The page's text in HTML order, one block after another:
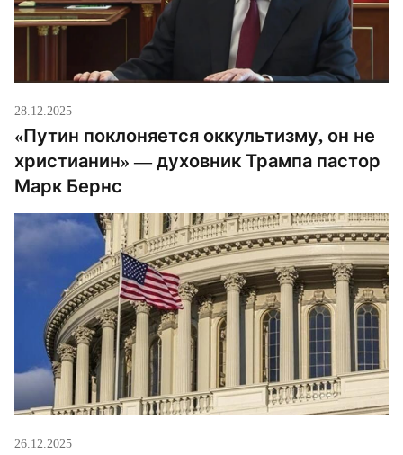
28.12.2025
«Путин поклоняется оккультизму, он не
христианин» — духовник Трампа пастор
Марк Бернс
26.12.2025